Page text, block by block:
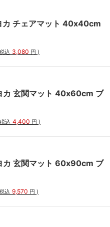
カ チェアマット 40x40cm
込 3,080 円 )
カ 玄関マット 40x60cm ブ
込 4,400 円 )
カ 玄関マット 60x90cm ブ
込 9,570 円 )